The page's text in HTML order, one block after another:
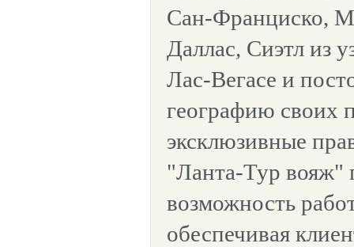
Сан-Франциско,
Даллас, Сиэтл из
Лас-Вегасе и
географию своих
эксклюзивные
"Ланта-Тур вояж"
возможность
обеспечивая